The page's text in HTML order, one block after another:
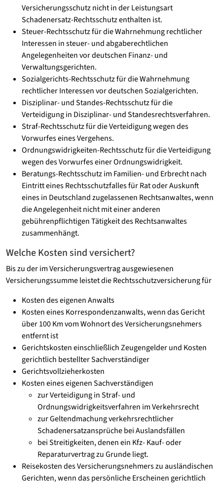
Versicherungsschutz nicht in der Leistungsart
Schadenersatz-Rechtsschutz enthalten ist.
Steuer-Rechtsschutz für die Wahrnehmung rechtlicher
Interessen in steuer- und abgaberechtlichen
Angelegenheiten vor deutschen Finanz- und
Verwaltungsgerichten.
Sozialgerichts-Rechtsschutz für die Wahrnehmung
rechtlicher Interessen vor deutschen Sozialgerichten.
Disziplinar- und Standes-Rechtsschutz für die
Verteidigung in Disziplinar- und Standesrechtsverfahren.
Straf-Rechtsschutz für die Verteidigung wegen des
Vorwurfes eines Vergehens.
Ordnungswidrigkeiten-Rechtsschutz für die Verteidigung
wegen des Vorwurfes einer Ordnungswidrigkeit.
Beratungs-Rechtsschutz im Familien- und Erbrecht nach
Eintritt eines Rechtsschutzfalles für Rat oder Auskunft
eines in Deutschland zugelassenen Rechtsanwaltes, wenn
die Angelegenheit nicht mit einer anderen
gebührenpflichtigen Tätigkeit des Rechtsanwaltes
zusammenhängt.
Welche Kosten sind versichert?
Bis zu der im Versicherungsvertrag ausgewiesenen
Versicherungssumme leistet die Rechtsschutzversicherung für
Kosten des eigenen Anwalts
Kosten eines Korrespondenzanwalts, wenn das Gericht
über 100 Km vom Wohnort des Versicherungsnehmers
entfernt ist
Gerichtskosten einschließlich Zeugengelder und Kosten
gerichtlich bestellter Sachverständiger
Gerichtsvollzieherkosten
Kosten eines eigenen Sachverständigen
zur Verteidigung in Straf- und
Ordnungswidrigkeitsverfahren im Verkehrsrecht
zur Geltendmachung verkehrsrechtlicher
Schadenersatzansprüche bei Auslandsfällen
bei Streitigkeiten, denen ein Kfz- Kauf- oder
Reparaturvertrag zu Grunde liegt.
Reisekosten des Versicherungsnehmers zu ausländischen
Gerichten, wenn das persönliche Erscheinen gerichtlich